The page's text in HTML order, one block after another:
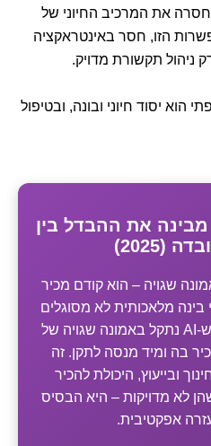
את המרכיב החיוני של
הזו, חסר באינטראקציה
ניהול תקשורת מדויק.
הוא יסוד חיוני ובונה, ובטיפול
את ההבדל בין
(2025)
שגויה – הוא קודם מכיר
בינה מלאכותית לא מסוגלים
לכך. מחקר חדש מצא שכש-AI נתקל באמונה שגויה של
בה ומיד מנסה לתקן. זה
ובייעוץ, היכולת להכיר
לא מדויקות – היא הבסיס
אפקטיבית.